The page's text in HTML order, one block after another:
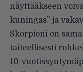
näyttääkseen
kuningas” ja
Skorpioni on
taiteellisesti
10-